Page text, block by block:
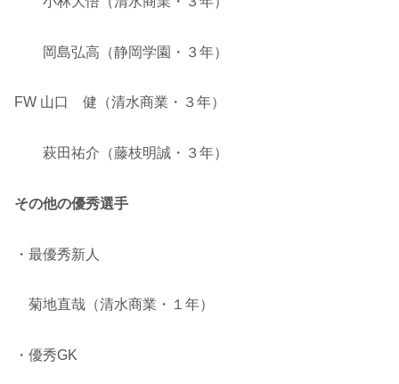
岡島弘高（静岡学園・３年）
FW 山口 健（清水商業・３年）
萩田祐介（藤枝明誠・３年）
その他の優秀選手
・最優秀新人
菊地直哉（清水商業・１年）
・優秀GK